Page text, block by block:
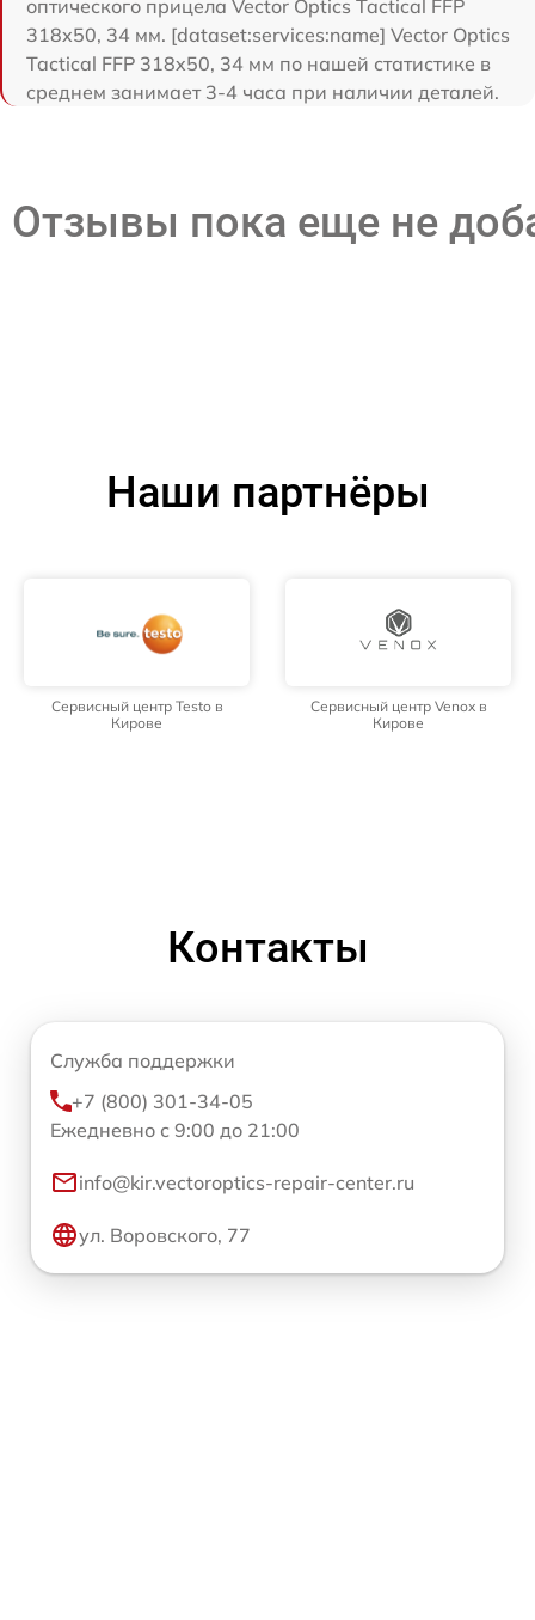
оптического прицела Vector Optics Tactical FFP
318x50, 34 мм. [dataset:services:name] Vector Optics
Tactical FFP 318x50, 34 мм по нашей статистике в
среднем занимает 3-4 часа при наличии деталей.
Отзывы пока еще не
Наши партнёры
Сервисный центр Testo в
Кирове
Сервисный центр Venox в
Кирове
Контакты
Служба поддержки
+7 (800) 301-34-05
Ежедневно с 9:00 до 21:00
info@kir.vectoroptics-repair-center.ru
ул. Воровского, 77